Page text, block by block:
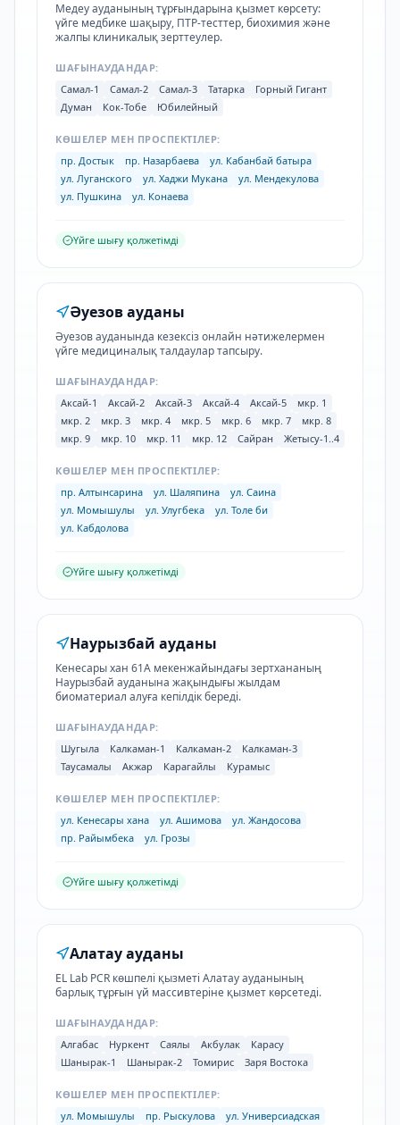
Медеу ауданының тұрғындарына қызмет көрсету:
үйге медбике шақыру, ПТР-тесттер, биохимия және
жалпы клиникалық зерттеулер.
ШАҒЫНАУДАНДАР:
Самал-1
Самал-2 Самал-3 Татарка
Горный Гигант
Думан
Кок-Тобе Юбилейный
КӨШЕЛЕР МЕН ПРОСПЕКТІЛЕР:
пр. Достык
пр. Назарбаева
ул. Кабанбай батыра
ул. Луганского
ул. Хаджи Мукана
ул. Мендекулова
ул. Пушкина
ул. Конаева
Үйге шығу қолжетімді
Әуезов ауданы
Әуезов ауданында кезексіз онлайн нәтижелермен
үйге медициналық талдаулар тапсыру.
ШАҒЫНАУДАНДАР:
Аксай-1
Аксай-2 Аксай-3 Аксай-4 Аксай-5
мкр. 1
мкр. 2
мкр. 3 мкр. 4 мкр. 5 мкр. 6 мкр. 7
мкр. 8
мкр. 9
мкр. 10 мкр. 11 мкр. 12 Сайран Жетысу-1..4
КӨШЕЛЕР МЕН ПРОСПЕКТІЛЕР:
пр. Алтынсарина
ул. Шаляпина
ул. Саина
ул. Момышулы
ул. Улугбека
ул. Толе би
ул. Кабдолова
Үйге шығу қолжетімді
Наурызбай ауданы
Кенесары хан 61А мекенжайындағы зертхананың
Наурызбай ауданына жақындығы жылдам
биоматериал алуға кепілдік береді.
ШАҒЫНАУДАНДАР:
Шугыла
Калкаман-1 Калкаман-2
Калкаман-3
Таусамалы
Акжар Карагайлы Курамыс
КӨШЕЛЕР МЕН ПРОСПЕКТІЛЕР:
ул. Кенесары хана
ул. Ашимова
ул. Жандосова
пр. Райымбека
ул. Грозы
Үйге шығу қолжетімді
Алатау ауданы
EL Lab PCR көшпелі қызметі Алатау ауданының
барлық тұрғын үй массивтеріне қызмет көрсетеді.
ШАҒЫНАУДАНДАР:
Алгабас
Нуркент Саялы Акбулак
Карасу
Шанырак-1
Шанырак-2 Томирис Заря Востока
КӨШЕЛЕР МЕН ПРОСПЕКТІЛЕР:
ул. Момышулы
пр. Рыскулова
ул. Универсиадская